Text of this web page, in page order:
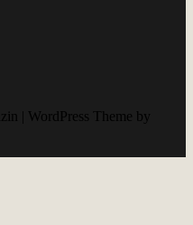
| WordPress Theme by